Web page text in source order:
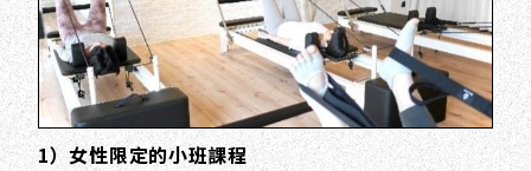
1）女性限定的小班課程